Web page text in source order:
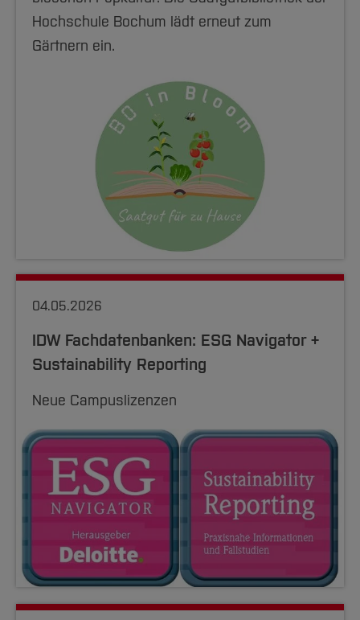
Hochschule Bochum lädt erneut zum
Gärtnern ein.
04.05.2026
IDW Fachdatenbanken: ESG Navigator +
Sustainability Reporting
Neue Campuslizenzen